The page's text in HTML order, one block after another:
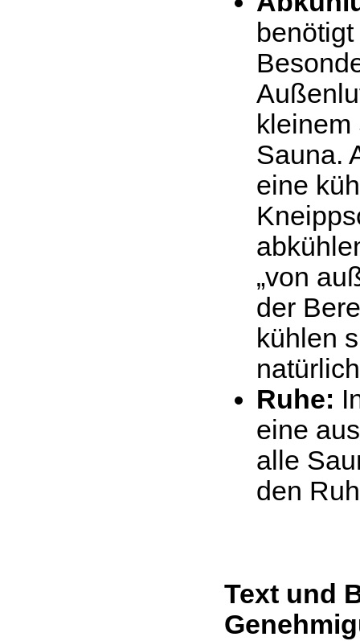
Sauna.
eine
„von
der
kühlen
Ruhe:
eine
alle
den
Text und